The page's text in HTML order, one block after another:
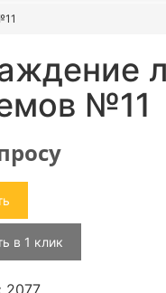
№11
в 1 клик
2077